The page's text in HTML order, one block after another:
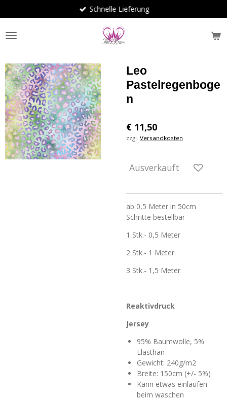
Hauptinhalt
springen
Schnelle Lieferung
Leo
Pastelregenboge
n
€ 11,50
zzgl. Versandkosten
Ausverkauft
ab 0,5 Meter in 50cm
Schritte bestellbar
1 Stk.- 0,5 Meter
2 Stk.- 1 Meter
3 Stk.- 1,5 Meter
Reaktivdruck
Jersey
95% Baumwolle, 5%
Elasthan
Gewicht: 240g/m2
Breite: 150cm (+/- 5%)
Kann etwas einlaufen
beim waschen